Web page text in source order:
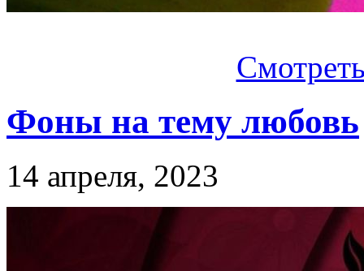
Фоны на тему любовь
14 апреля, 2023